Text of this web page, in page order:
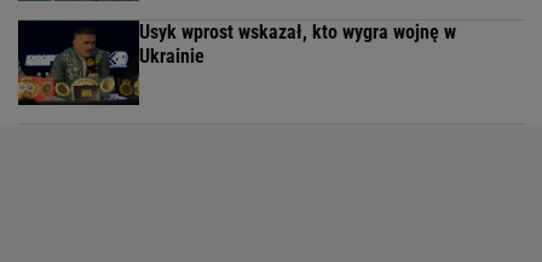
Usyk wprost wskazał, kto wygra wojnę w
Ukrainie